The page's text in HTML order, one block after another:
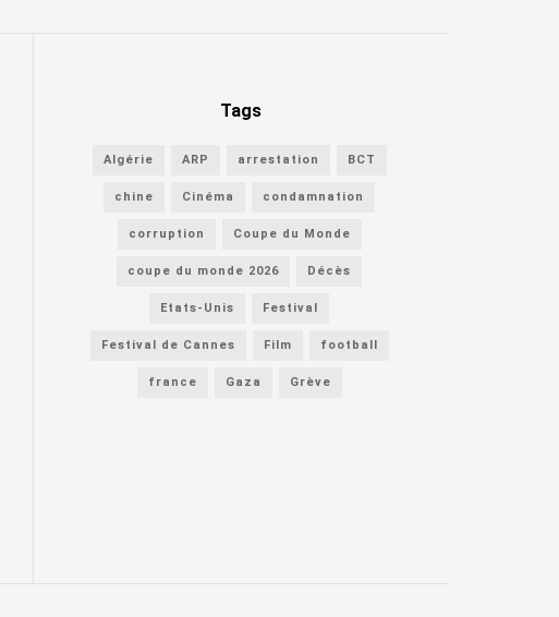
Tags
Algérie ARP arrestation BCT
chine Cinéma condamnation
corruption Coupe du Monde
coupe du monde 2026 Décès
Etats-Unis Festival
Festival de Cannes Film football
france Gaza Grève